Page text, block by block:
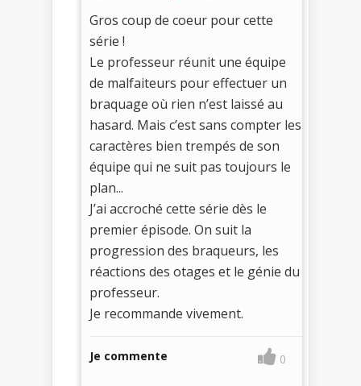
Gros coup de coeur pour cette
série !
Le professeur réunit une équipe
de malfaiteurs pour effectuer un
braquage où rien n’est laissé au
hasard. Mais c’est sans compter les
caractères bien trempés de son
équipe qui ne suit pas toujours le
plan...
J’ai accroché cette série dès le
premier épisode. On suit la
progression des braqueurs, les
réactions des otages et le génie du
professeur.
Je recommande vivement.
Je commente 0